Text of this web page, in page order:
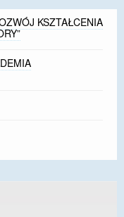
KSZTAŁCENIA